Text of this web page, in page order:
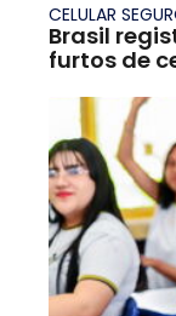
CELULAR
Brasil
furtos de